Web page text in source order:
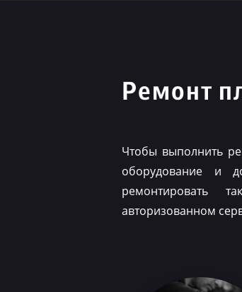
Ремонт
Чтобы выполнить
оборудование и
ремонтировать
авторизованном